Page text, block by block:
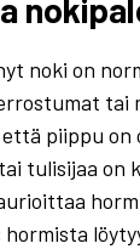
noki on
tai
piippu on
tulisijaa on